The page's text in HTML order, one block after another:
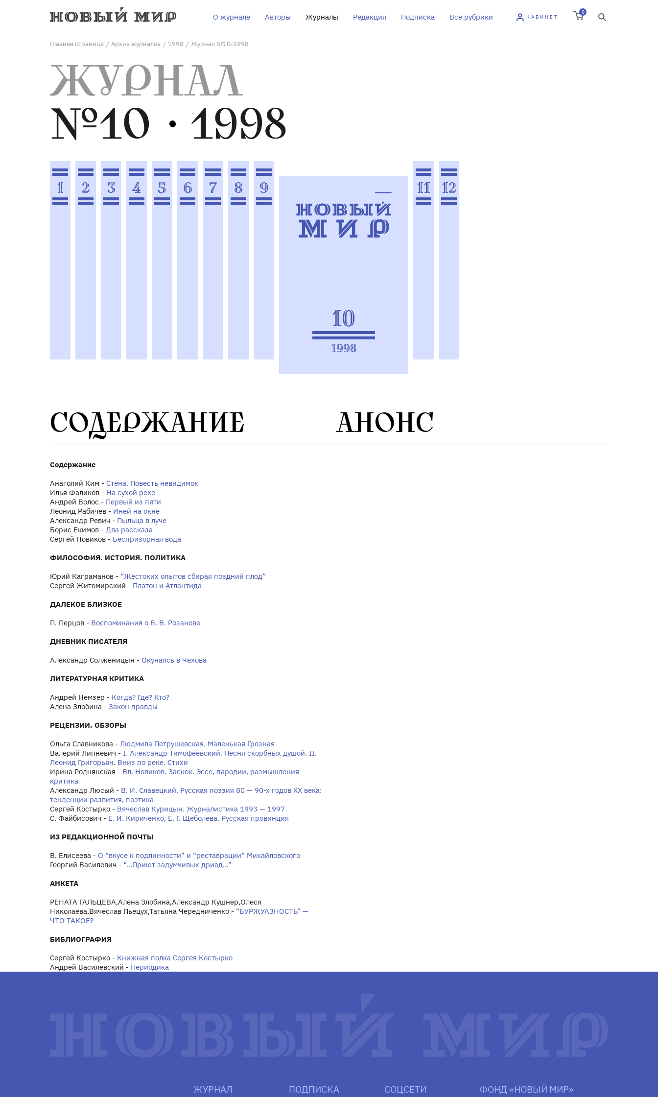
О журнале Авторы Журналы Редакция Подписка Все рубрики КАБИНЕТ
0
Главная страница / Архив журналов / 1998 / Журнал №10-1998
ЖУРНАЛ
№10
1998
1 2 3 4 5 6 7 8 9
10
1998
11 12
СОДЕРЖАНИЕ
Содержание
Анатолий Ким - Стена. Повесть невидимок
Илья Фаликов - На сухой реке
Андрей Волос - Первый из пяти
Леонид Рабичев - Иней на окне
Александр Ревич - Пыльца в луче
Борис Екимов - Два рассказа
Сергей Новиков - Беспризорная вода
ФИЛОСОФИЯ. ИСТОРИЯ. ПОЛИТИКА
Юрий Каграманов - “Жестоких опытов сбирая поздний плод”
Сергей Житомирский - Платон и Атлантида
ДАЛЕКОЕ БЛИЗКОЕ
П. Перцов - Воспоминания о В. В. Розанове
ДНЕВНИК ПИСАТЕЛЯ
Александр Солженицын - Окунаясь в Чехова
ЛИТЕРАТУРНАЯ КРИТИКА
Андрей Немзер - Когда? Где? Кто?
Алена Злобина - Закон правды
РЕЦЕНЗИИ. ОБЗОРЫ
Ольга Славникова - Людмила Петрушевская. Маленькая Грозная
Валерий Липневич - I. Александр Тимофеевский. Песня скорбных душой. II.
Леонид Григорьян. Вниз по реке. Стихи
Ирина Роднянская - Вл. Новиков. Заскок. Эссе, пародии, размышления
критика
Александр Люсый - В. И. Славецкий. Русская поэзия 80 — 90-х годов XX века:
тенденции развития, поэтика
Сергей Костырко - Вячеслав Курицын. Журналистика 1993 — 1997
С. Файбисович - Е. И. Кириченко, Е. Г. Щеболева. Русская провинция
ИЗ РЕДАКЦИОННОЙ ПОЧТЫ
В. Елисеева - О “вкусе к подлинности” и “реставрации” Михайловского
Георгий Василевич - “...Приют задумчивых дриад...”
АНКЕТА
РЕНАТА ГАЛЬЦЕВА,Алена Злобина,Александр Кушнер,Олеся
Николаева,Вячеслав Пьецух,Татьяна Чередниченко - “БУРЖУАЗНОСТЬ” —
ЧТО ТАКОЕ?
БИБЛИОГРАФИЯ
Сергей Костырко - Книжная полка Сергея Костырко
Андрей Василевский - Периодика
АНОНС
ЖУРНАЛ ПОДПИСКА СОЦСЕТИ ФОНД «НОВЫЙ МИР»